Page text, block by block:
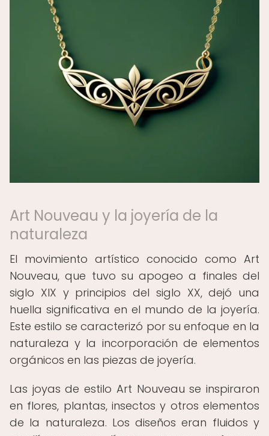
Art Nouveau y la joyería de la
naturaleza
El movimiento artístico conocido como Art
Nouveau, que tuvo su apogeo a finales del
siglo XIX y principios del siglo XX, dejó una
huella significativa en el mundo de la joyería.
Este estilo se caracterizó por su enfoque en la
naturaleza y la incorporación de elementos
orgánicos en las piezas de joyería.
Las joyas de estilo Art Nouveau se inspiraron
en flores, plantas, insectos y otros elementos
de la naturaleza. Los diseños eran fluidos y